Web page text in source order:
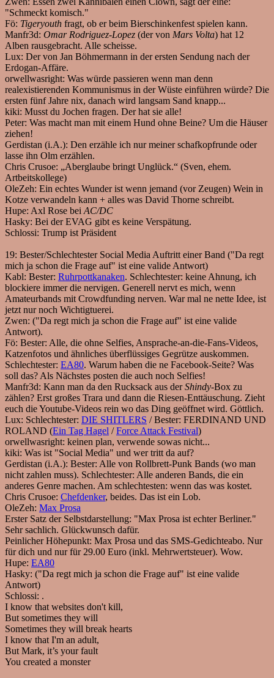
"Schmeckt komisch."
Fö: Tigeryouth fragt, ob er beim Bierschinkenfest spielen kann.
Manfr3d: Omar Rodriguez-Lopez (der von Mars Volta) hat 12
Alben rausgebracht. Alle scheisse.
Lux: Der von Jan Böhmermann in der ersten Sendung nach der
Erdogan-Affäre.
orwellwasright: Was würde passieren wenn man denn
realexistierenden Kommunismus in der Wüste einführen würde? Die
ersten fünf Jahre nix, danach wird langsam Sand knapp...
kiki: Musst du Jochen fragen. Der hat sie alle!
Peter: Was macht man mit einem Hund ohne Beine? Um die Häuser
ziehen!
Gerdistan (i.A.): Den erzähle ich nur meiner schafkopfrunde oder
lasse ihn Olm erzählen.
Chris Crusoe: „Aberglaube bringt Unglück.“ (Sven, ehem.
Artbeitskollege)
OleZeh: Ein echtes Wunder ist wenn jemand (vor Zeugen) Wein in
Kotze verwandeln kann + alles was David Thorne schreibt.
Hupe: Axl Rose bei AC/DC
Hasky: Bei der EVAG gibt es keine Verspätung.
Schlossi: Trump ist Präsident
19: Bester/Schlechtester Social Media Auftritt einer Band ("Da regt
mich ja schon die Frage auf" ist eine valide Antwort)
Kabl: Bester: Ruhrpottkanaken. Schlechtester: keine Ahnung, ich
blockiere immer die nervigen. Generell nervt es mich, wenn
Amateurbands mit Crowdfunding nerven. War mal ne nette Idee, ist
jetzt nur noch Wichtigtuerei.
Zwen: ("Da regt mich ja schon die Frage auf" ist eine valide
Antwort).
Fö: Bester: Alle, die ohne Selfies, Ansprache-an-die-Fans-Videos,
Katzenfotos und ähnliches überflüssiges Gegrütze auskommen.
Schlechtester: EA80. Warum haben die ne Facebook-Seite? Was
soll das? Als Nächstes posten die auch noch Selfies!
Manfr3d: Kann man da den Rucksack aus derShindy-Box zu
zählen? Erst großes Trara und dann die Riesen-Enttäuschung. Zieht
euch die Youtube-Videos rein wo das Ding geöffnet wird. Göttlich.
Lux: Schlechtester: DIE SHITLERS / Bester: FERDINAND UND
ROLAND (Ein Tag Hagel /Force Attack Festival)
orwellwasright: keinen plan, verwende sowas nicht...
kiki: Was ist "Social Media" und wer tritt da auf?
Gerdistan (i.A.): Bester: Alle von Rollbrett-Punk Bands (wo man
nicht zahlen muss). Schlechtester: Alle anderen Bands, die ein
anderes Genre machen. Am schlechtesten: wenn das was kostet.
Chris Crusoe: Chefdenker, beides. Das ist ein Lob.
OleZeh: Max Prosa
Erster Satz der Selbstdarstellung: "Max Prosa ist echter Berliner."
Sehr sachlich. Glückwunsch dafür.
Peinlicher Höhepunkt: Max Prosa und das SMS-Gedichteabo. Nur
für dich und nur für 29.00 Euro (inkl. Mehrwertsteuer). Wow.
Hupe: EA80
Hasky: ("Da regt mich ja schon die Frage auf" ist eine valide
Antwort)
Schlossi: .
I know that websites don't kill,
But sometimes they will
Sometimes they will break hearts
I know that I'm an adult,
But Mark, it’s your fault
You created a monster